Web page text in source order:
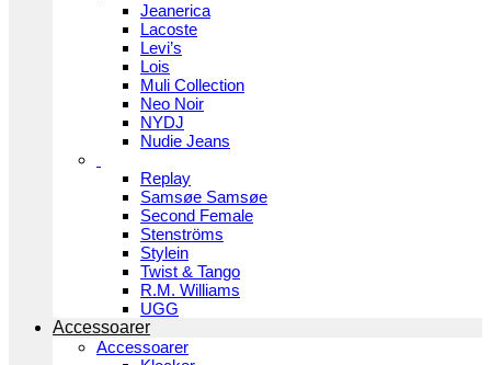
Jeanerica
Lacoste
Levi’s
Lois
Muli Collection
Neo Noir
NYDJ
Nudie Jeans
Replay
Samsøe Samsøe
Second Female
Stenströms
Stylein
Twist & Tango
R.M. Williams
UGG
Accessoarer
Accessoarer